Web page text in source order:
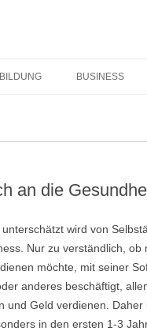
BILDUNG BUSINESS
an die
unterschätzt wird von
Nur zu verständlich,
möchte, mit seiner
anderes beschäftigt,
und Geld verdienen. Daher
in den ersten 1-3